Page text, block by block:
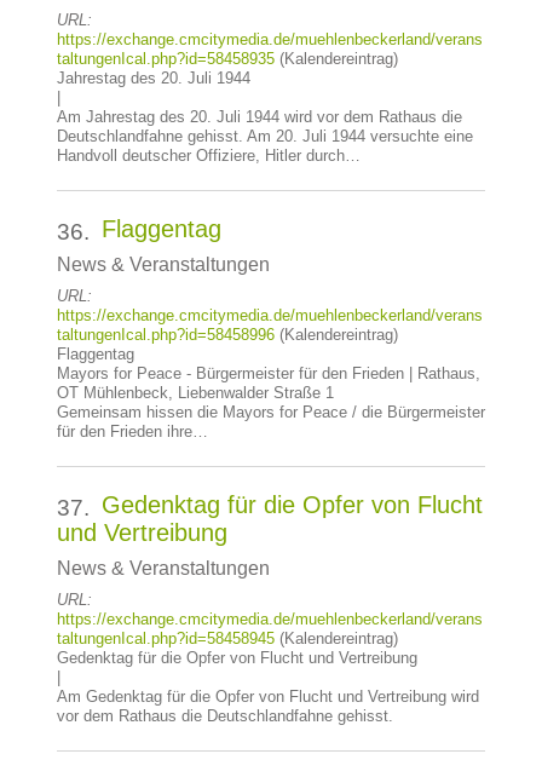
URL:
https://exchange.cmcitymedia.de/muehlenbeckerland/verans
taltungenIcal.php?id=58458935(Kalendereintrag)
Jahrestag des 20. Juli 1944
Am Jahrestag des 20. Juli 1944 wird vor dem Rathaus die
Deutschlandfahne gehisst. Am 20. Juli 1944 versuchte eine
Handvoll deutscher Offiziere, Hitler durch…
36. Flaggentag
News & Veranstaltungen
URL:
https://exchange.cmcitymedia.de/muehlenbeckerland/verans
taltungenIcal.php?id=58458996(Kalendereintrag)
Flaggentag
Mayors for Peace - Bürgermeister für den Frieden | Rathaus,
OT Mühlenbeck, Liebenwalder Straße 1
Gemeinsam hissen die Mayors for Peace / die Bürgermeister
für den Frieden ihre…
37. Gedenktag für die Opfer von Flucht
und Vertreibung
News & Veranstaltungen
URL:
https://exchange.cmcitymedia.de/muehlenbeckerland/verans
taltungenIcal.php?id=58458945(Kalendereintrag)
Gedenktag für die Opfer von Flucht und Vertreibung
Am Gedenktag für die Opfer von Flucht und Vertreibung wird
vor dem Rathaus die Deutschlandfahne gehisst.